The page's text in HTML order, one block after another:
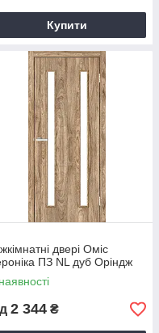
Купити
двері Оміс
ПЗ NL дуб Оріндж
2 344 ₴